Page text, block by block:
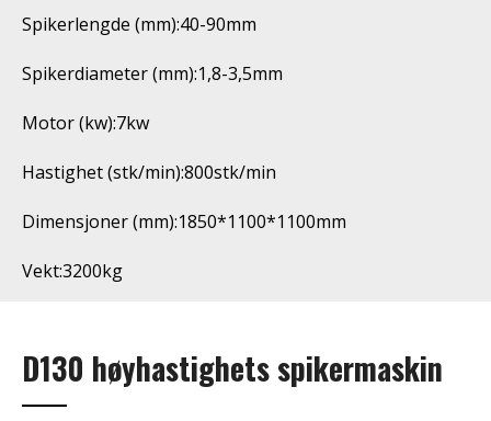
Spikerlengde (mm):40-90mm
Spikerdiameter (mm):1,8-3,5mm
Motor (kw):7kw
Hastighet (stk/min):800stk/min
Dimensjoner (mm):1850*1100*1100mm
Vekt:3200kg
D130 høyhastighets spikermaskin